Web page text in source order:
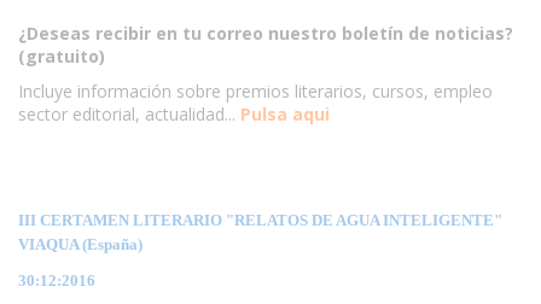
¿Deseas recibir en tu correo nuestro boletín de noticias?
(gratuito)
Incluye información sobre premios literarios, cursos, empleo
sector editorial, actualidad... Pulsa aqui
III CERTAMEN LITERARIO "RELATOS DE AGUA INTELIGENTE"
VIAQUA (España)
30:12:2016